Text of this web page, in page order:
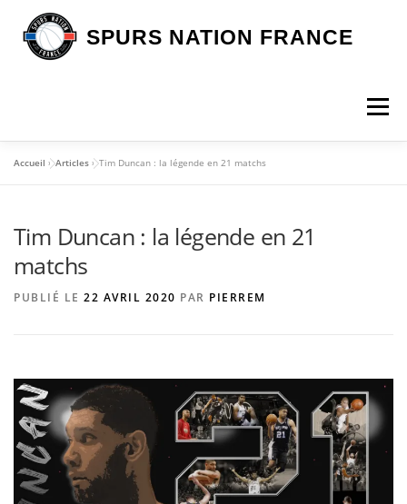
contenu
SPURS NATION FRANCE
Menu
NOS VOYAGES L’ASSOCIATION LES SPURS
Accueil »Articles »Tim Duncan : la légende en 21 matchs
Tim Duncan : la légende en 21
matchs
PUBLIÉ LE 22 AVRIL 2020 PAR PIERREM